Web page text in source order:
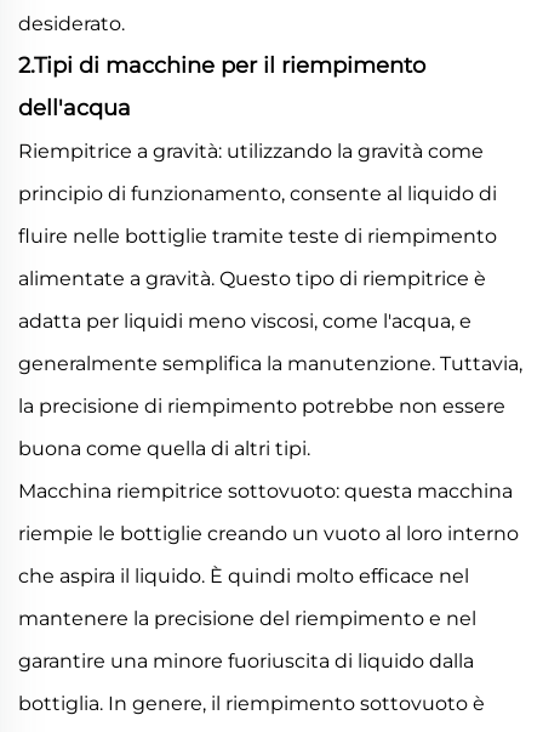
desiderato.
2.Tipi di macchine per il riempimento
dell'acqua
Riempitrice a gravità: utilizzando la gravità come
principio di funzionamento, consente al liquido di
fluire nelle bottiglie tramite teste di riempimento
alimentate a gravità. Questo tipo di riempitrice è
adatta per liquidi meno viscosi, come l'acqua, e
generalmente semplifica la manutenzione. Tuttavia,
la precisione di riempimento potrebbe non essere
buona come quella di altri tipi.
Macchina riempitrice sottovuoto: questa macchina
riempie le bottiglie creando un vuoto al loro interno
che aspira il liquido. È quindi molto efficace nel
mantenere la precisione del riempimento e nel
garantire una minore fuoriuscita di liquido dalla
bottiglia. In genere, il riempimento sottovuoto è